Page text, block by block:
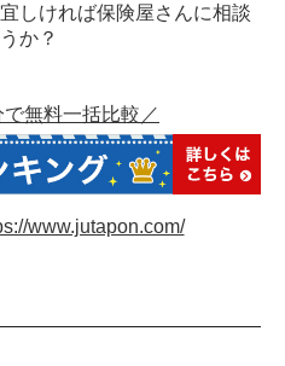
しければ保険屋さんに相談
か？
無料一括比較／
www.jutapon.com/